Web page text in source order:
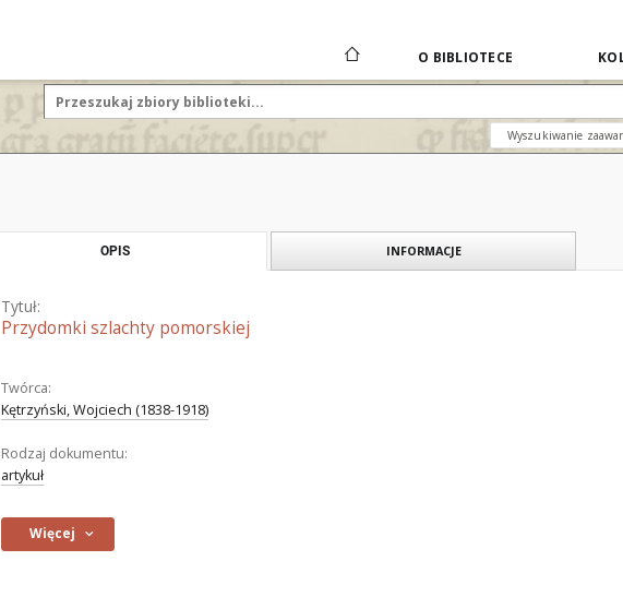
O BIBLIOTECE
Wyszukiwanie
OPIS INFORMACJE
Tytuł:
Przydomki szlachty pomorskiej
Twórca:
Kętrzyński, Wojciech (1838-1918)
Rodzaj dokumentu:
artykuł
Więcej